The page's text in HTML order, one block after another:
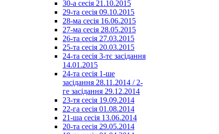
30-а сесія 21.10.2015
29-та сесія 09.10.2015
28-ма сесія 16.06.2015
27-ма сесія 28.05.2015
26-та сесія 27.03.2015
25-та сесія 20.03.2015
24-та сесія 3-тє засідання
14.01.2015
24-та сесія 1-ше
засідання 28.11.2014 / 2-
ге засідання 29.12.2014
23-тя сесія 19.09.2014
22-га сесія 01.08.2014
21-ша сесія 13.06.2014
20-та сесія 29.05.2014